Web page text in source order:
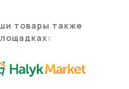
товары также